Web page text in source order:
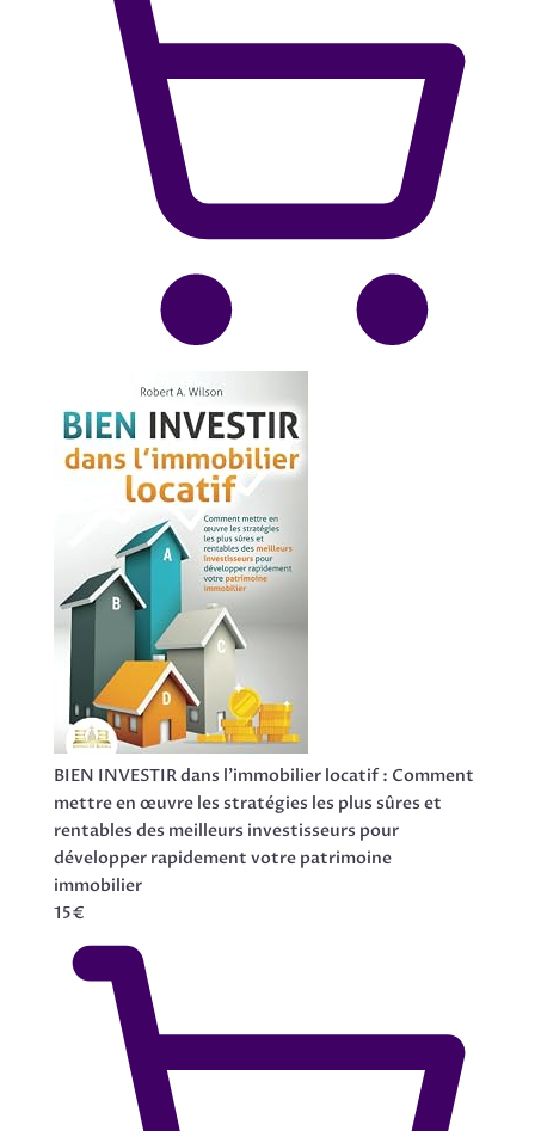
BIEN INVESTIR dans l'immobilier locatif : Comment
mettre en œuvre les stratégies les plus sûres et
rentables des meilleurs investisseurs pour
développer rapidement votre patrimoine
immobilier
15€